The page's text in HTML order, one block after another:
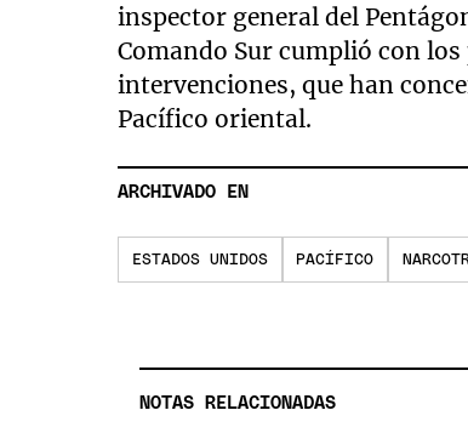
inspector general del
Comando Sur cumplió con
intervenciones, que han
Pacífico oriental.
ARCHIVADO EN
ESTADOS UNIDOS PACÍFICO
NOTAS RELACIONADAS